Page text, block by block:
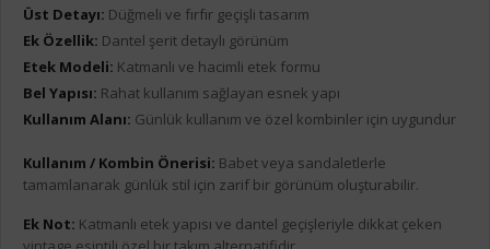
Üst Detayı: Düğmeli ve fırfır geçişli tasarım
Ek Özellik: Dantel şerit detaylı görünüm
Etek Modeli: Katmanlı ve hacimli etek formu
Bel Yapısı: Rahat kullanım sağlayan esnek yapı
Kullanım Alanı: Günlük kullanım ve özel kombinler için uygundur
Kullanım / Kombin Önerisi: Babet veya sandaletlerle
tamamlanarak günlük stil için zarif bir görünüm oluşturabilir.
Ek Not: Katmanlı etek yapısı ve dantel geçişleriyle dikkat çeken